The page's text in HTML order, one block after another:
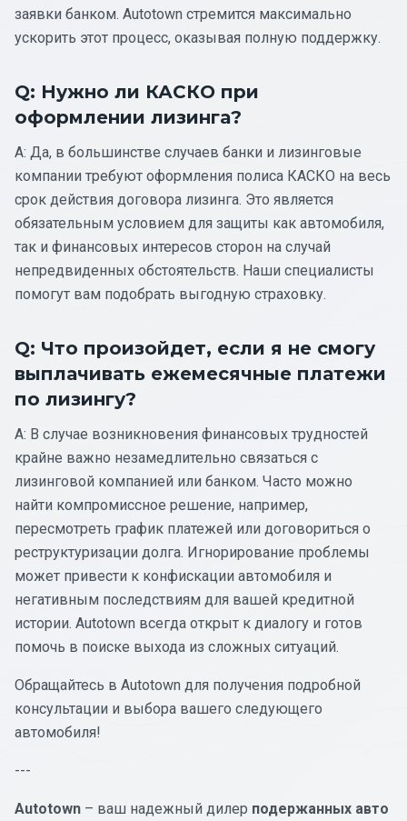
заявки банком. Autotown стремится максимально
ускорить этот процесс, оказывая полную поддержку.
Q: Нужно ли КАСКО при
оформлении лизинга?
A: Да, в большинстве случаев банки и лизинговые
компании требуют оформления полиса КАСКО на весь
срок действия договора лизинга. Это является
обязательным условием для защиты как автомобиля,
так и финансовых интересов сторон на случай
непредвиденных обстоятельств. Наши специалисты
помогут вам подобрать выгодную страховку.
Q: Что произойдет, если я не смогу
выплачивать ежемесячные платежи
по лизингу?
A: В случае возникновения финансовых трудностей
крайне важно незамедлительно связаться с
лизинговой компанией или банком. Часто можно
найти компромиссное решение, например,
пересмотреть график платежей или договориться о
реструктуризации долга. Игнорирование проблемы
может привести к конфискации автомобиля и
негативным последствиям для вашей кредитной
истории. Autotown всегда открыт к диалогу и готов
помочь в поиске выхода из сложных ситуаций.
Обращайтесь в Autotown для получения подробной
консультации и выбора вашего следующего
автомобиля!
---
Autotown – ваш надежный дилер подержанных авто